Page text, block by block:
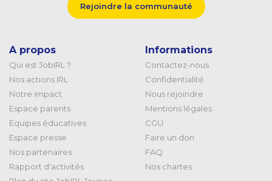
Rejoindre la communauté
A propos
Qui est JobIRL ?
Nos actions IRL
Notre impact
Espace parents
Equipes éducatives
Espace presse
Nos partenaires
Rapport d'activités
Informations
Contactez-nous
Confidentialité
Nous rejoindre
Mentions légales
CGU
Faire un don
FAQ
Nos chartes